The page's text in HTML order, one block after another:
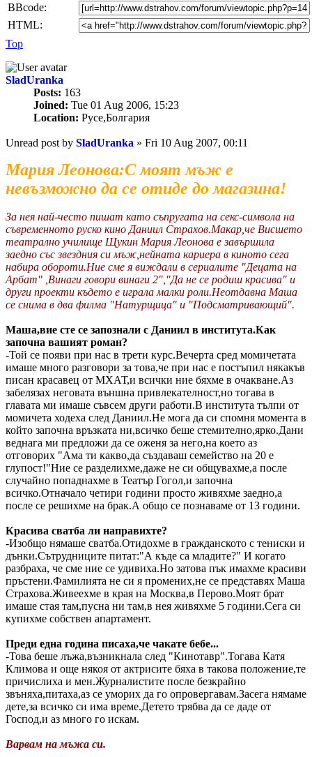
BBcode:
HTML:
Top
SladUranka
Posts: 163
Joined: Tue 01 Aug 2006, 15:23
Location: Русе,Болгария
Unread post by SladUranka » Fri 10 Aug 2007, 00:11
Мария Леонова:С моят мъж е
невъзможно да се отиде до магазина!
За нея най-често пишат като съпругата на секс-символа на
съвременното руско кино Даниил Страхов.Макар,че Висшето
театрално училище Щукин Мария Леонова е завършила
заедно със звездния си мъж,нейната кариера в киното сега
набира обороти.Ние сме я виждали в сериалите "Децата на
Арбат" ,Винаги говори винаги 2","Да не се родиш красива" и
други проекти където е играла малки роли.Неотдавна Маша
се снима в два филма "Натурщица" и "Подсматривающий".
Маша,вие сте се запознали с Даниил в института.Как
започна вашият роман?
-Той се появи при нас в трети курс.Вечерта сред момичетата
имаше много разговори за това,че при нас е постъпил някакъв
писан красавец от МХАТ,и всички ние бяхме в очакване.Аз
забелязах неговата външна привлекателност,но тогава в
главата ми имаше съвсем други работи.В института тълпи от
момичета ходеха след Даниил.Не мога да си спомня момента в
който започна връзката ни,всичко беше стемително,ярко.Дани
веднага ми предложи да се оженя за него,на което аз
отговорих "Ама ти какво,да създаваш семейство на 20 е
глупост!"Ние се разделихме,даже не си общувахме,а после
случайно попаднахме в Театър Гогол,и започна
всичко.Отначало четири години просто живяхме заедно,а
после се решихме на брак.А общо се познаваме от 13 години.
Красива сватба ли направихте?
-Изобщо нямаше сватба.Отидохме в гражданското с тениски и
дънки.Сътрудниците питат:"А къде са младите?" И когато
разбраха, че сме ние се удивиха.Но затова пък имахме красиви
пръстени.Фамилията не си я промених,не се представях Маша
Страхова.Живеехме в края на Москва,в Перово.Моят брат
имаше стая там,пусна ни там,в нея живяхме 5 години.Сега си
купихме собствен апартамент.
Преди една година писаха,че чакате бебе...
-Това беше лъжа,възникнала след "Кинотавр".Тогава Катя
Климова и още някоя от актрисите бяха в такова положение,те
причислиха и мен.Журналистите после безкрайно
звъняха,питаха,аз се уморих да го опровергавам.Засега нямаме
дете,за всичко си има време.Детето трябва да се даде от
Господ,и аз много го искам.
Варвам на мъжа си.